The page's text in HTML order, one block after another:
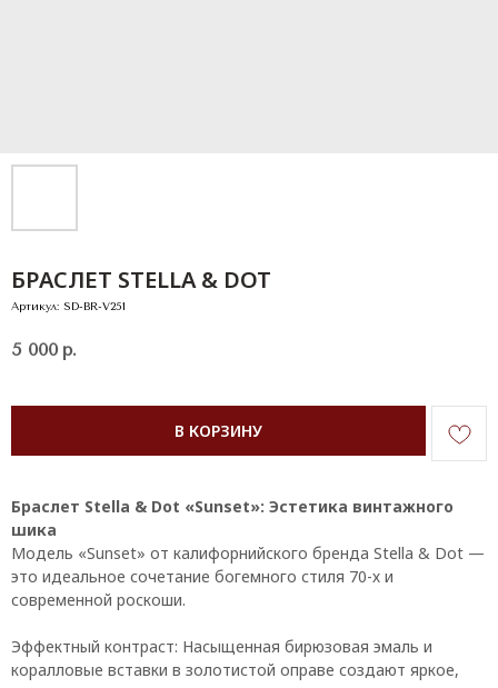
БРАСЛЕТ STELLA & DOT
Артикул: SD-BR-V251
5 000 р.
В КОРЗИНУ
Браслет Stella & Dot «Sunset»: Эстетика винтажного
шика
Модель «Sunset» от калифорнийского бренда Stella & Dot —
это идеальное сочетание богемного стиля 70-х и
современной роскоши.
Эффектный контраст: Насыщенная бирюзовая эмаль и
коралловые вставки в золотистой оправе создают яркое,